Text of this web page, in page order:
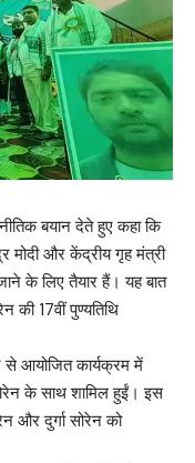
बयान देते हुए कहा कि
मोदी और केंद्रीय गृह मंत्री
के लिए तैयार हैं। यह बात
की 17वीं पुण्यतिथि
आयोजित कार्यक्रम में
के साथ शामिल हुईं। इस
और दुर्गा सोरेन को